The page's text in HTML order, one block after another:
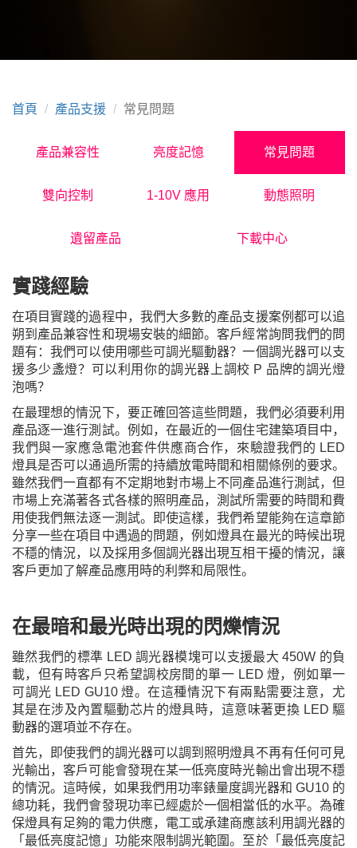
首頁 產品支援 常見問題
產品兼容性 亮度記憶 常見問題
雙向控制 1-10V 應用 動態照明
遺留產品 下載中心
實踐經驗
在項目實踐的過程中，我們大多數的產品支援案例 都可以追
朔到產品兼容性和現場安裝的細節。客戶經常詢問我們的問
題有：我們可以使用哪些可調光驅動器？一個調光器可以支
援多少盞燈？可以利用你的調光器上調校 P 品牌的調光燈
泡嗎？
在最理想的情況下，要正確回答這些問題，我們必須要利用
產品逐一進行測試。例如，在最近的一個住宅建築項目中，
我們與一家應急電池套件供應商合作，來驗證我們的 LED
燈具是否可以通過所需的持續放電時間和相關條例的要求。
雖然我們一直都有不定期地對市場上不同產品進行測試，但
市場上充滿著各式各樣的照明產品，測試所需要的時間和費
用使我們無法逐一測試。即使這樣，我們希望能夠在這章節
分享一些在項目中遇過的問題，例如燈具在最光的時候出現
不穩的情況，以及採用多個調光器出現互相干擾的情況，讓
客戶更加了解產品應用時的利弊和局限性。
在最暗和最光時出現的閃爍情況
雖然我們的標準 LED 調光器模塊可以支援最大 450W 的負
載，但有時客戶只希望調校房間的單一 LED 燈，例如單一
可調光 LED GU10 燈。在這種情況下有兩點需要注意，尤
其是在涉及內置驅動芯片的燈具時，這意味著更換 LED 驅
動器的選項並不存在。
首先，即使我們的調光器可以調到照明燈具不再有任何可見
光輸出，客戶可能會發現在某一低亮度時光輸出會出現不穩
的情況。這時候，如果我們用功率錶量度調光器和 GU10 的
總功耗，我們會發現功率已經處於一個相當低的水平。為確
保燈具有足夠的電力供應，電工或承建商應該利用調光器的
「最低亮度記憶 」 功能來限制調光範圍。至於「 最低亮度記